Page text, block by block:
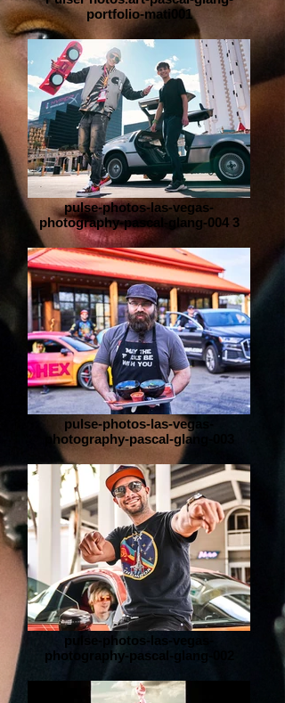
portfolio-mati001
pulse-photos-las-vegas-
photography-pascal-glang-004 3
pulse-photos-las-vegas-
photography-pascal-glang-003
pulse-photos-las-vegas-
photography-pascal-glang-002